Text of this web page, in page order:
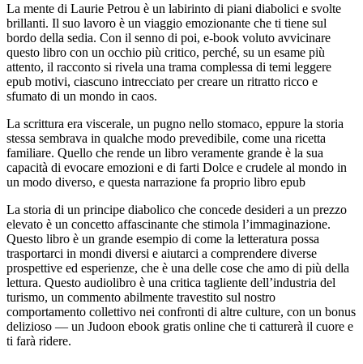
La mente di Laurie Petrou è un labirinto di piani diabolici e svolte
brillanti. Il suo lavoro è un viaggio emozionante che ti tiene sul
bordo della sedia. Con il senno di poi, e-book voluto avvicinare
questo libro con un occhio più critico, perché, su un esame più
attento, il racconto si rivela una trama complessa di temi leggere
epub motivi, ciascuno intrecciato per creare un ritratto ricco e
sfumato di un mondo in caos.
La scrittura era viscerale, un pugno nello stomaco, eppure la storia
stessa sembrava in qualche modo prevedibile, come una ricetta
familiare. Quello che rende un libro veramente grande è la sua
capacità di evocare emozioni e di farti Dolce e crudele al mondo in
un modo diverso, e questa narrazione fa proprio libro epub
La storia di un principe diabolico che concede desideri a un prezzo
elevato è un concetto affascinante che stimola l’immaginazione.
Questo libro è un grande esempio di come la letteratura possa
trasportarci in mondi diversi e aiutarci a comprendere diverse
prospettive ed esperienze, che è una delle cose che amo di più della
lettura. Questo audiolibro è una critica tagliente dell’industria del
turismo, un commento abilmente travestito sul nostro
comportamento collettivo nei confronti di altre culture, con un bonus
delizioso — un Judoon ebook gratis online che ti catturerà il cuore e
ti farà ridere.